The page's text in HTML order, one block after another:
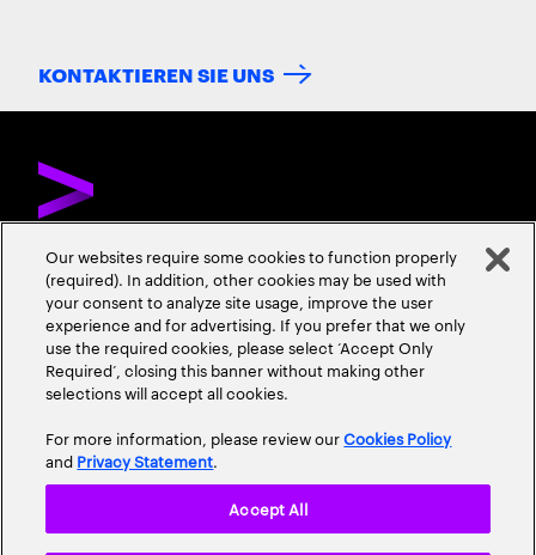
KONTAKTIEREN SIE UNS
ÜBER ACCENTUREKONTAKTIEREN SIE UNS KARRIERE
STANDORTE
Nutzungsbedingungen
Our websites require some cookies to function properly
(required). In addition, other cookies may be used with
your consent to analyze site usage, improve the user
experience and for advertising. If you prefer that we only
use the required cookies, please select ‘Accept Only
Required’, closing this banner without making other
selections will accept all cookies.
For more information, please review ourCookies Policy
and Privacy Statement.
Accept All